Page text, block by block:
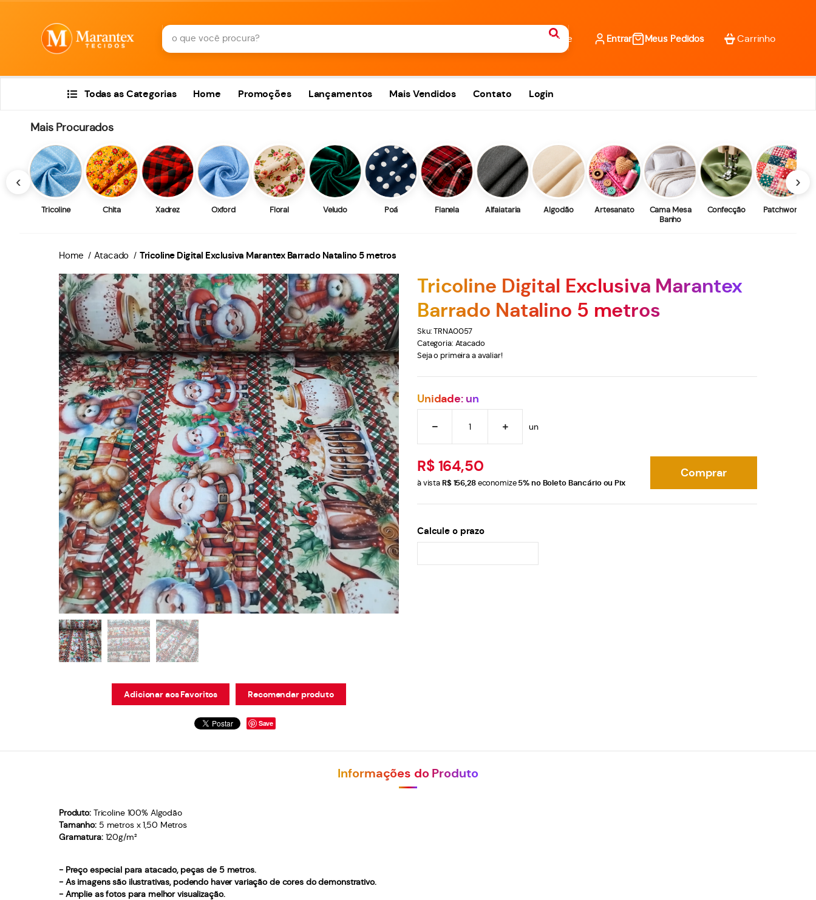
Entrar Meus Pedidos
Todas as Categorias Home Promoções Lançamentos Mais Vendidos Contato Login
‹
Mais Procurados
Tricoline Chita Xadrez Oxford Floral Veludo Poá Flanela Alfaiataria Algodão Artesanato
Cama Mesa
Banho
Confecção Patchwork
›
Home Atacado Tricoline Digital Exclusiva Marantex Barrado Natalino 5 metros
Adicionar aos Favoritos Recomendar produto
Save
Tricoline Digital Exclusiva Marantex
Barrado Natalino 5 metros
Sku:TRNA0057
Categoria: Atacado
Seja o primeira a avaliar!
Unidade: un
un
R$ 164,50
à vistaR$ 156,28economize5%no Boleto Bancário ou Pix
Comprar
Calcule o prazo
Informações do Produto
Produto:Tricoline 100% Algodão
Tamanho:5 metros x 1,50 Metros
Gramatura:120g/m²
- Preço especial para atacado, peças de 5 metros.
- As imagens são ilustrativas, podendo haver variação de cores do demonstrativo.
- Amplie as fotos para melhor visualização.